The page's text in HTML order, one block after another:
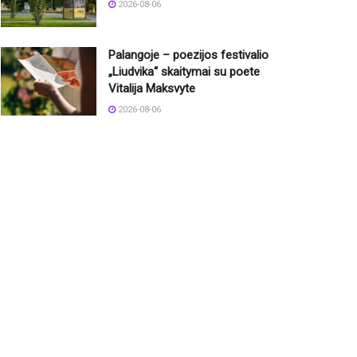
2026-08-06
Palangoje – poezijos festivalio
„Liudvika“ skaitymai su poete
Vitalija Maksvyte
2026-08-06